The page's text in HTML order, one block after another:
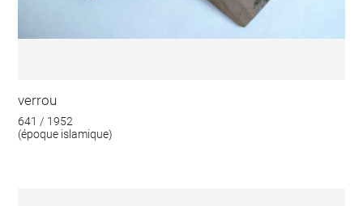
verrou
641 / 1952
(époque islamique)